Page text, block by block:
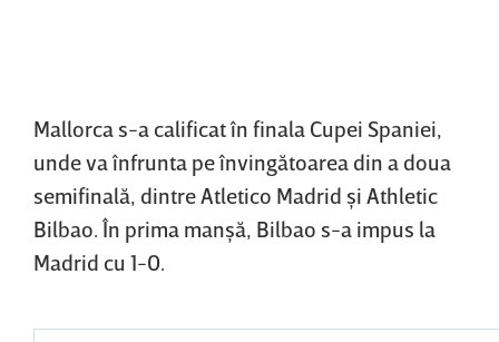
Mallorca s-a calificat în finala Cupei Spaniei,
unde va înfrunta pe învingătoarea din a doua
semifinală, dintre Atletico Madrid şi Athletic
Bilbao. În prima manşă, Bilbao s-a impus la
Madrid cu 1-0.